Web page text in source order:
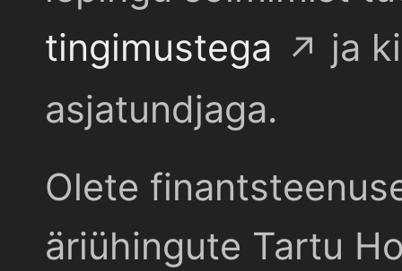
tingimustega
ja
asjatundjaga.
Olete
äriühingute Tartu